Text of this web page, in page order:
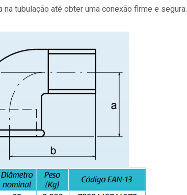
na tubulação até obter uma conexão firme e segura.